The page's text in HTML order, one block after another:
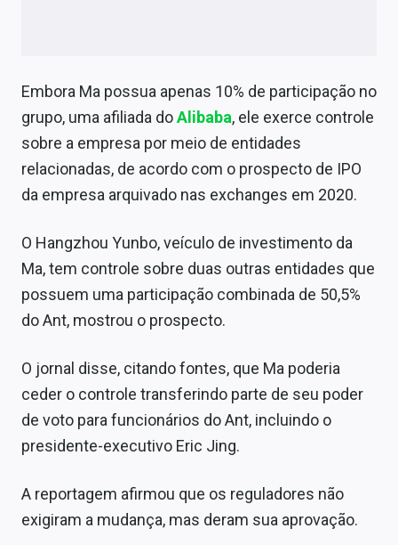
Sobre
Expediente
Contato
Embora Ma possua apenas 10% de participação no
grupo, uma afiliada doAlibaba, ele exerce controle
sobre a empresa por meio de entidades
relacionadas, de acordo com o prospecto de IPO
da empresa arquivado nas exchanges em 2020.
O Hangzhou Yunbo, veículo de investimento da
Ma, tem controle sobre duas outras entidades que
possuem uma participação combinada de 50,5%
do Ant, mostrou o prospecto.
O jornal disse, citando fontes, que Ma poderia
ceder o controle transferindo parte de seu poder
de voto para funcionários do Ant, incluindo o
presidente-executivo Eric Jing.
A reportagem afirmou que os reguladores não
exigiram a mudança, mas deram sua aprovação.